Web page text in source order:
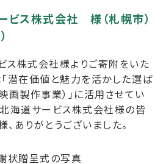
ビス株式会社 様（札幌市）
ス株式会社様よりご寄附をいた
潜在価値と魅力を活かした選ば
画製作事業）」に活用させてい
北海道サービス株式会社様の皆
ありがとうございました。